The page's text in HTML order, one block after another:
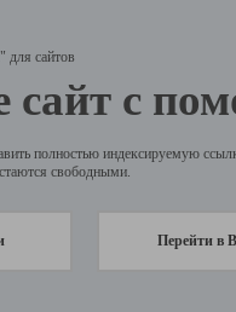
для сайтов
сайт с
полностью индексируемую
свободными.
Перейти в